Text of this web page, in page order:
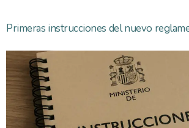
Primeras instrucciones del nuevo